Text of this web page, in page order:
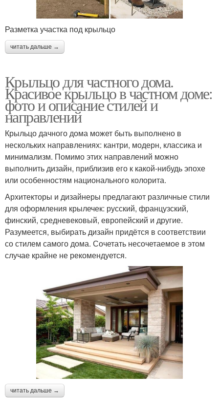
Разметка участка под крыльцо
читать дальше →
Крыльцо для частного дома.
Красивое крыльцо в частном доме:
фото и описание стилей и
направлений
Крыльцо дачного дома может быть выполнено в
нескольких направлениях: кантри, модерн, классика и
минимализм. Помимо этих направлений можно
выполнить дизайн, приблизив его к какой-нибудь эпохе
или особенностям национального колорита.
Архитекторы и дизайнеры предлагают различные стили
для оформления крылечек: русский, французский,
финский, средневековый, европейский и другие.
Разумеется, выбирать дизайн придётся в соответствии
со стилем самого дома. Сочетать несочетаемое в этом
случае крайне не рекомендуется.
читать дальше →